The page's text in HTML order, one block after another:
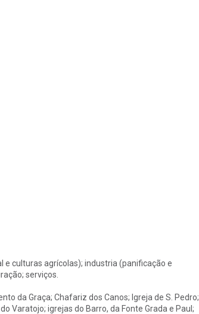
culturas agrícolas); industria (panificação e
serviços.
da Graça; Chafariz dos Canos; Igreja de S. Pedro;
Varatojo; igrejas do Barro, da Fonte Grada e Paul;